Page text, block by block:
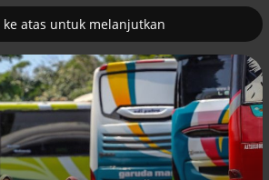
ke atas untuk melanjutkan
Tambahan TKD menggerakkan 42
kegiatan di Lhokseumawe